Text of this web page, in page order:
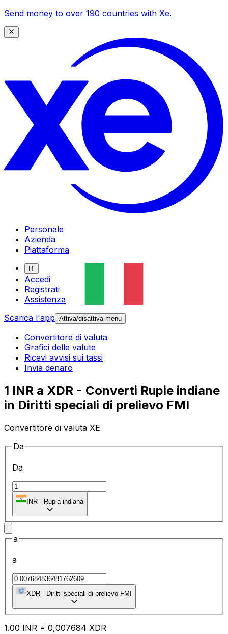
Send money to over 190 countries with Xe.
Personale
Azienda
Piattaforma
IT
Accedi
Registrati
Assistenza
Scarica l'app Attiva/disattiva menu
Convertitore di valuta
Grafici delle valute
Ricevi avvisi sui tassi
Invia denaro
1 INR a XDR - Converti Rupie indiane
in Diritti speciali di prelievo FMI
Convertitore di valuta XE
Da
Da
INR - Rupia indiana
a
a
XDR - Diritti speciali di prelievo FMI
1.00 INR = 0,007684 XDR